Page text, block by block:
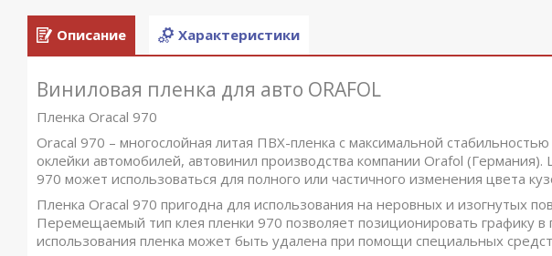
Описание Характеристики
Виниловая пленка для авто ORAFOL
Пленка Oracal 970
Oracal 970 – многослойная литая ПВХ-пленка с максимальной
оклейки автомобилей, автовинил производства компании Orafol (Германия).
970 может использоваться для полного или частичного изменения цвета
Пленка Oracal 970 пригодна для использования на неровных и изогнутых
Перемещаемый тип клея пленки 970 позволяет позиционировать графику в
использования пленка может быть удалена при помощи специальных